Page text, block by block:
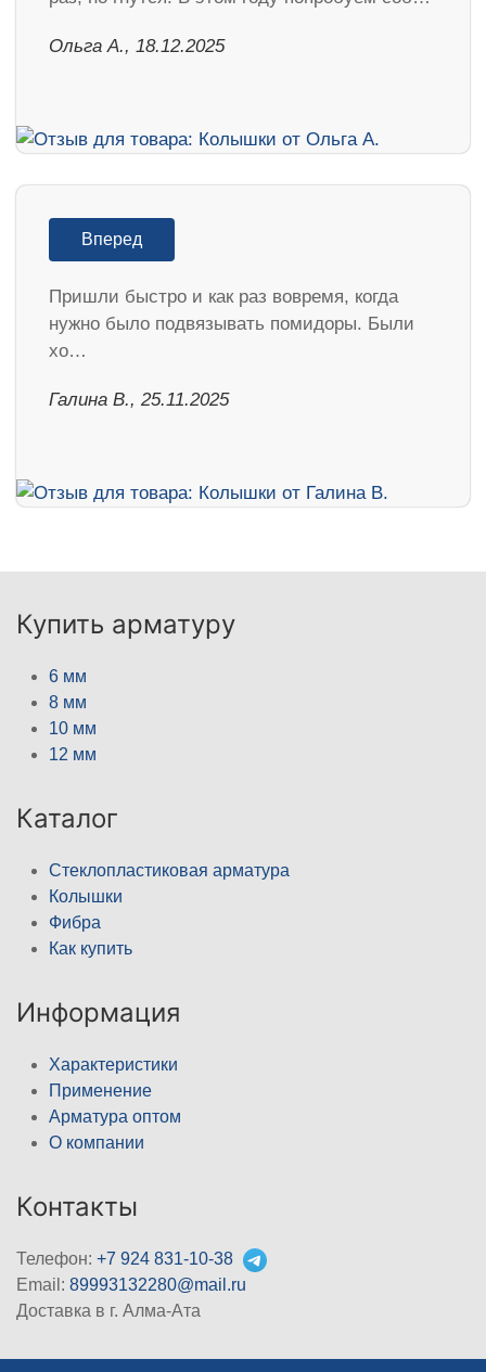
Ольга А., 18.12.2025
Вперед
Пришли быстро и как раз вовремя, когда
нужно было подвязывать помидоры. Были
хо…
Галина В., 25.11.2025
Купить арматуру
6 мм
8 мм
10 мм
12 мм
Каталог
Стеклопластиковая арматура
Колышки
Фибра
Как купить
Информация
Характеристики
Применение
Арматура оптом
О компании
Контакты
Телефон: +7 924 831-10-38
Email: 89993132280@mail.ru
Доставка в г. Алма-Ата